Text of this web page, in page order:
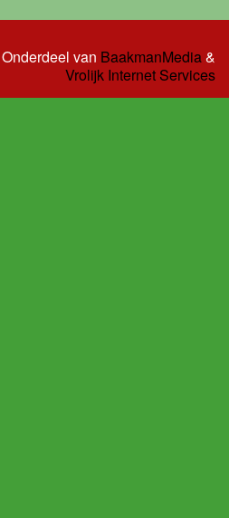
van BaakmanMedia&
Vrolijk Internet Services